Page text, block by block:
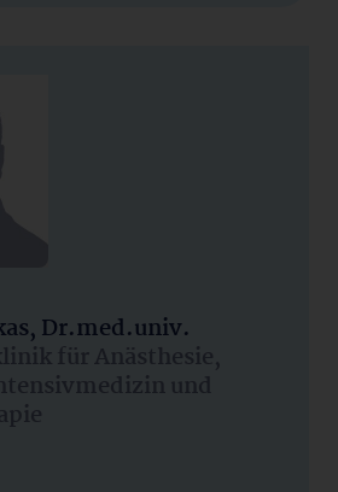
Dr.med.univ.
für Anästhesie,
und